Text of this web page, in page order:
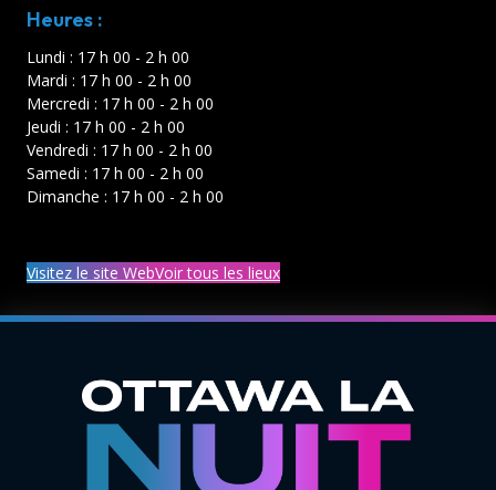
Heures :
Lundi : 17 h 00 - 2 h 00
Mardi : 17 h 00 - 2 h 00
Mercredi : 17 h 00 - 2 h 00
Jeudi : 17 h 00 - 2 h 00
Vendredi : 17 h 00 - 2 h 00
Samedi : 17 h 00 - 2 h 00
Dimanche : 17 h 00 - 2 h 00
Visitez le site WebVoir tous les lieux